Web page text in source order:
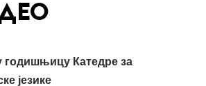
годишњицу Катедре за
језике